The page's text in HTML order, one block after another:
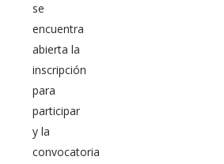
se
encuentra
abierta la
inscripción
para
participar
y la
convocatoria